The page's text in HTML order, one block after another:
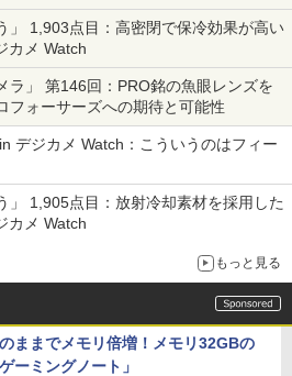
」 1,903点目：高密閉で保冷効果が高い
カメ Watch
ラ」 第146回：PRO銘の魚眼レンズを
フォーサーズへの期待と可能性
デジカメ Watch：こういうのはフィー
」 1,905点目：放射冷却素材を採用した
カメ Watch
もっと見る
ままでメモリ倍増！メモリ32GBの
ーミングノート」